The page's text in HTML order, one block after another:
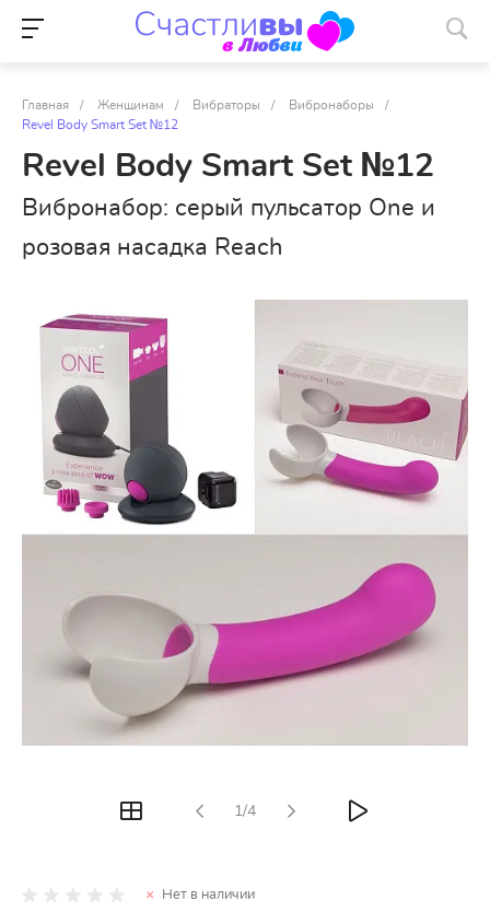
Главная / Женщинам / Вибраторы / Вибронаборы
/
Revel Body Smart Set №12
Revel Body Smart Set №12
Вибронабор: серый пульсатор One и
розовая насадка Reach
1/4
Нет в наличии